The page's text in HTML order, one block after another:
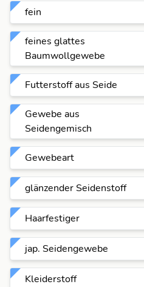
fein
feines glattes
Baumwollgewebe
Futterstoff aus Seide
Gewebe aus
Seidengemisch
Gewebeart
glänzender Seidenstoff
Haarfestiger
jap. Seidengewebe
Kleiderstoff